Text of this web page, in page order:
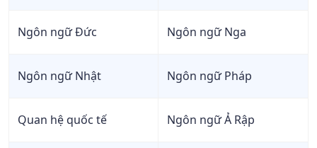
Ngôn ngữ Đức Ngôn ngữ Nga
Ngôn ngữ Nhật Ngôn ngữ Pháp
Quan hệ quốc tế Ngôn ngữ Ả Rập